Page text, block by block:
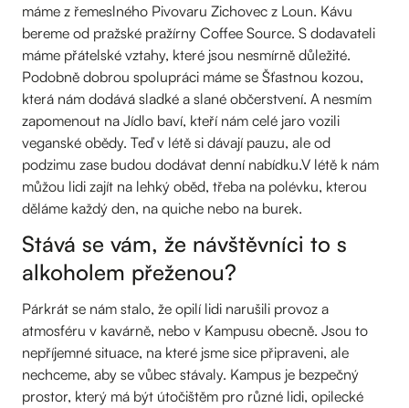
máme z řemeslného Pivovaru Zichovec z Loun. Kávu
bereme od pražské pražírny Coffee Source. S dodavateli
máme přátelské vztahy, které jsou nesmírně důležité.
Podobně dobrou spolupráci máme se Šťastnou kozou,
která nám dodává sladké a slané občerstvení. A nesmím
zapomenout na Jídlo baví, kteří nám celé jaro vozili
veganské obědy. Teď v létě si dávají pauzu, ale od
podzimu zase budou dodávat denní nabídku.V létě k nám
můžou lidi zajít na lehký oběd, třeba na polévku, kterou
děláme každý den, na quiche nebo na burek.
Stává se vám, že návštěvníci to s
alkoholem přeženou?
Párkrát se nám stalo, že opilí lidi narušili provoz a
atmosféru v kavárně, nebo v Kampusu obecně. Jsou to
nepříjemné situace, na které jsme sice připraveni, ale
nechceme, aby se vůbec stávaly. Kampus je bezpečný
prostor, který má být útočištěm pro různé lidi, opilecké